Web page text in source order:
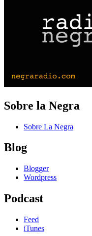
Sobre la Negra
Sobre La Negra
Blog
Blogger
Wordpress
Podcast
Feed
iTunes